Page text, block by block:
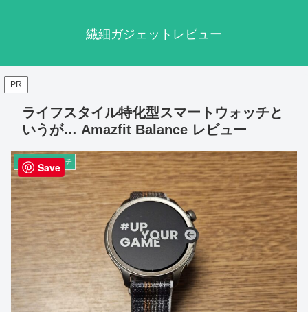
繊細ガジェットレビュー
PR
ライフスタイル特化型スマートウォッチと
いうが… Amazfit Balance レビュー
スマートウォッチ
Save